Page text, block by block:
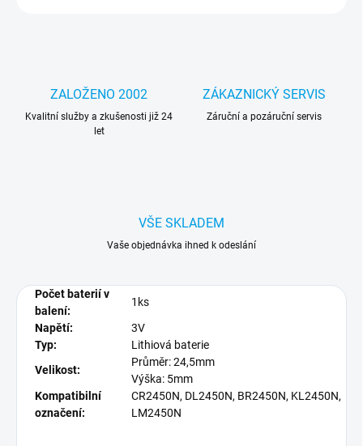
ZALOŽENO 2002
Kvalitní služby a zkušenosti již 24
let
ZÁKAZNICKÝ SERVIS
Záruční a pozáruční servis
VŠE SKLADEM
Vaše objednávka ihned k odeslání
Počet baterií v
balení:
1ks
Napětí:
3V
Typ:
Lithiová baterie
Velikost:
Průměr: 24,5mm
Výška: 5mm
Kompatibilní
označení:
CR2450N, DL2450N, BR2450N, KL2450N,
LM2450N